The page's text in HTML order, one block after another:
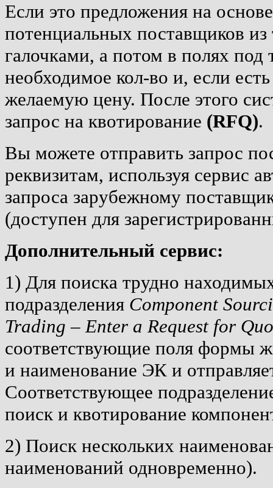
Если это предложения на
потенциальных поставщиков
галочками, а потом в полях под
необходимое кол-во и, если
желаемую цену. После этого
запрос на квотирование (RFQ).
Вы можете отправить запрос
реквизитам, используя сервис
запроса зарубежному
(доступен для
Дополнительный сервис:
1) Для поиска трудно
подразделения Component
Trading – Enter a Request for
соответствующие поля формы
и наименование ЭК и
Соответствующее
поиск и квотирование
2) Поиск нескольких
наименований одновременно).